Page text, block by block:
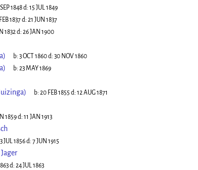
1848d: 15 JUL 1849
1837d: 21 JUN 1837
1832d: 26 JAN 1900
b: 3 OCT 1860d: 30 NOV 1860
b: 23 MAY 1869
b: 20 FEB 1855 d: 12 AUG 1871
1859d: 11 JAN 1913
3 JUL 1856d: 7 JUN 1915
d: 24 JUL 1863